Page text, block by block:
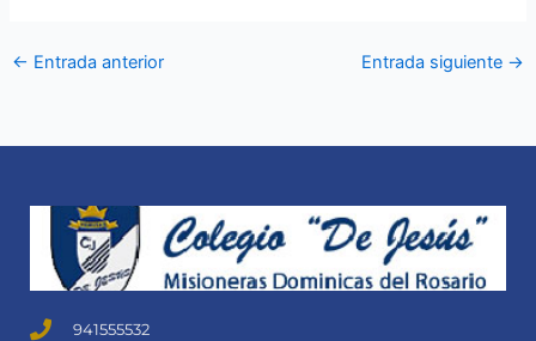
← Entrada anterior Entrada siguiente →
941555532